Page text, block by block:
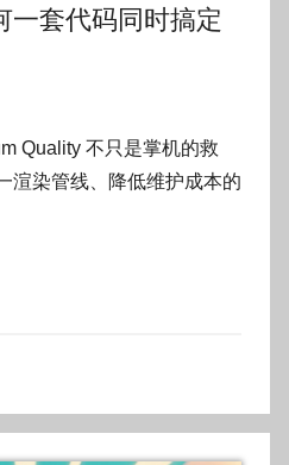
一套代码同时搞定
Quality 不只是掌机的救
渲染管线、降低维护成本的